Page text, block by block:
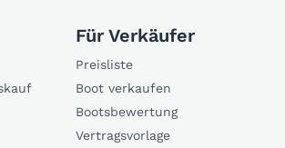
Für Verkäufer
Preisliste
Boot verkaufen
Bootsbewertung
Vertragsvorlage